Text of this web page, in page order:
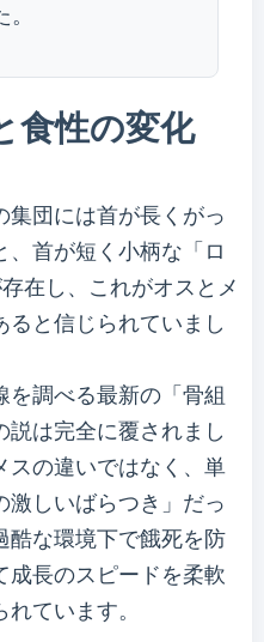
食性の変化
集団には首が長くがっ
、首が短く小柄な「ロ
在し、これがオスとメ
ると信じられていまし
を調べる最新の「骨組
は完全に覆されまし
スの違いではなく、単
激しいばらつき」だっ
酷な環境下で餓死を防
成長のスピードを柔軟
ています。